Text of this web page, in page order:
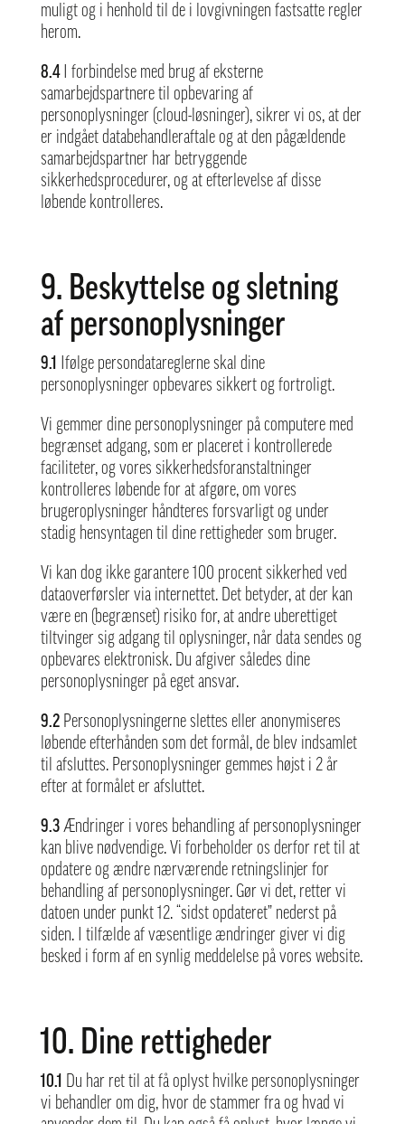
muligt og i henhold til de i lovgivningen fastsatte regler
herom.
8.4 I forbindelse med brug af eksterne
samarbejdspartnere til opbevaring af
personoplysninger (cloud-løsninger), sikrer vi os, at der
er indgået databehandleraftale og at den pågældende
samarbejdspartner har betryggende
sikkerhedsprocedurer, og at efterlevelse af disse
løbende kontrolleres.
9. Beskyttelse og sletning
af personoplysninger
9.1 Ifølge persondatareglerne skal dine
personoplysninger opbevares sikkert og fortroligt.
Vi gemmer dine personoplysninger på computere med
begrænset adgang, som er placeret i kontrollerede
faciliteter, og vores sikkerhedsforanstaltninger
kontrolleres løbende for at afgøre, om vores
brugeroplysninger håndteres forsvarligt og under
stadig hensyntagen til dine rettigheder som bruger.
Vi kan dog ikke garantere 100 procent sikkerhed ved
dataoverførsler via internettet. Det betyder, at der kan
være en (begrænset) risiko for, at andre uberettiget
tiltvinger sig adgang til oplysninger, når data sendes og
opbevares elektronisk. Du afgiver således dine
personoplysninger på eget ansvar.
9.2 Personoplysningerne slettes eller anonymiseres
løbende efterhånden som det formål, de blev indsamlet
til afsluttes. Personoplysninger gemmes højst i 2 år
efter at formålet er afsluttet.
9.3 Ændringer i vores behandling af personoplysninger
kan blive nødvendige. Vi forbeholder os derfor ret til at
opdatere og ændre nærværende retningslinjer for
behandling af personoplysninger. Gør vi det, retter vi
datoen under punkt 12. “sidst opdateret” nederst på
siden. I tilfælde af væsentlige ændringer giver vi dig
besked i form af en synlig meddelelse på vores website.
10. Dine rettigheder
10.1 Du har ret til at få oplyst hvilke personoplysninger
vi behandler om dig, hvor de stammer fra og hvad vi